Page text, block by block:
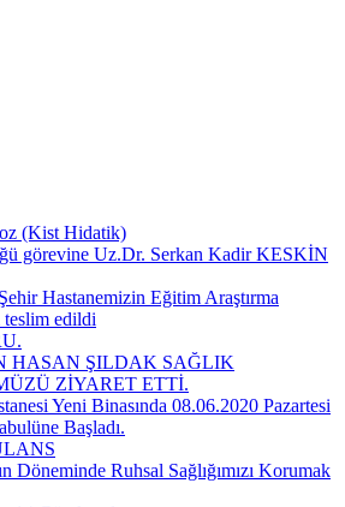
(Kist Hidatik)
görevine Uz.Dr. Serkan Kadir KESKİN
Hastanemizin Eğitim Araştırma
teslim edildi
HASAN ŞILDAK SAĞLIK
ZİYARET ETTİ.
Yeni Binasında 08.06.2020 Pazartesi
Başladı.
Döneminde Ruhsal Sağlığımızı Korumak